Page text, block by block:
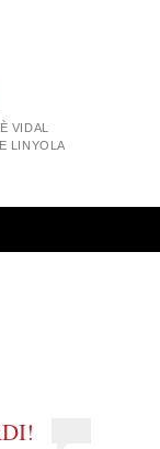
VIDAL
LINYOLA